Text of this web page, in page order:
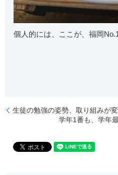
個人的には、ここが、福岡
生徒の勉強の姿勢、取り組みが
学年1番も、学年